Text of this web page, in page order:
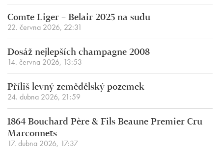
Comte Liger – Belair 2025 na sudu
22. června 2026, 22:31
Dosáž nejlepších champagne 2008
14. června 2026, 13:53
Příliš levný zemědělský pozemek
24. dubna 2026, 21:59
1864 Bouchard Père & Fils Beaune Premier Cru
Marconnets
17. dubna 2026, 17:37